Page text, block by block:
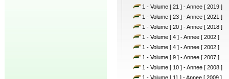
1 - Volume [ 21 ] - Annee [ 2019 ]
1 - Volume [ 23 ] - Annee [ 2021 ]
1 - Volume [ 20 ] - Annee [ 2018 ]
1 - Volume [ 4 ] - Annee [ 2002 ]
1 - Volume [ 4 ] - Annee [ 2002 ]
1 - Volume [ 9 ] - Annee [ 2007 ]
1 - Volume [ 10 ] - Annee [ 2008 ]
1 - Volume [ 11 ] - Annee [ 2009 ]